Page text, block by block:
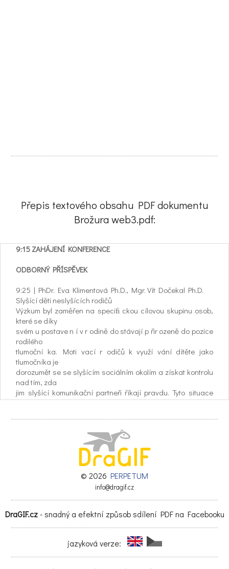
Přepis textového obsahu PDF dokumentu
Brožura web3.pdf:
9:15 ZAHÁJENÍ KONFERENCE
ODBORNÝ PŘÍSPĚVEK
9:25 | PhDr. Eva Klimentová Ph.D., Mgr. Vít Dočekal Ph.D.
Slyšící děti neslyšících rodičů
Výzkum byl zaměřen na speciﬁ ckou cílovou skupinu osob,
které se díky
svém u postave n í v r odině do stávají p řir ozeně do pozice
rodilého
tlumoční ka. Moti vací r odičů k využí vání dítěte jako
tlumočníka je
dorozumět se se slyšícím sociálním okolím a získat kontrolu
nad tím, zda
jim slyšící komunikační partneři říkají pravdu. Tyto situace
činí neslyšící
vytváří speciﬁ ckou konstelaci rodinných pozic a rolí.
STUDENTSKÁ SEKCE
9:50 | Kristýna Hájková
UPOL, Kulturní a sociální antropologie
uprchlíků v Rakousku
Příchod statisíců žadatelů o azyl během roku 2015 znamenal
výzvu pro mnoho evrospkých států. Rakousko je zemí, která
zaznamela
© 2026 PERPETUM
info@dragif.cz
DraGIF.cz- snadný a efektní způsob sdílení PDF na Facebooku
jazyková verze: